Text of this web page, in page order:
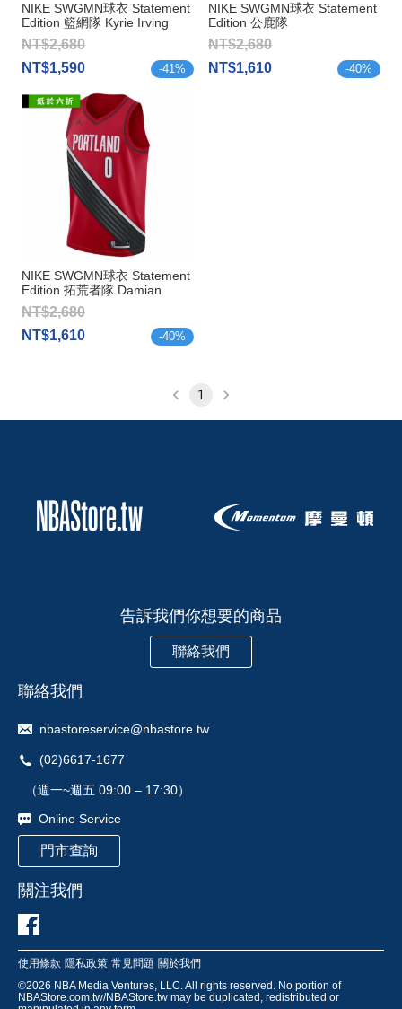
NIKE SWGMN球衣 Statement
Edition 籃網隊 Kyrie Irving
NT$2,680
NT$1,590
-41%
NIKE SWGMN球衣 Statement
Edition 公鹿隊
Antetokounmpo
NT$2,680
NT$1,610
-40%
NIKE SWGMN球衣 Statement
Edition 拓荒者隊 Damian
Lillard
NT$2,680
NT$1,610
-40%
1
告訴我們你想要的商品
聯絡我們
聯絡我們
nbastoreservice@nbastore.tw
(02)6617-1677
（週一~週五 09:00 – 17:30）
Online Service
門市查詢
關注我們
使用條款 隱私政策 常見問題 關於我們
©2026 NBA Media Ventures, LLC. All rights reserved. No portion of
NBAStore.com.tw/NBAStore.tw may be duplicated, redistributed or